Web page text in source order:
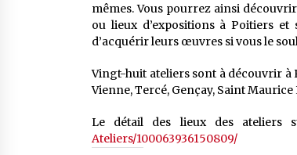
mêmes. Vous pourrez ainsi
ou lieux d’expositions à Poitiers et
d’acquérir leurs œuvres si vous le
Vingt-huit ateliers sont à découvrir à
Vienne, Tercé, Gençay, Saint
Le détail des lieux des ateliers
Ateliers/100063936150809/